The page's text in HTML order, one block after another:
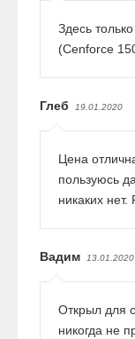
Здесь
(Cenforce
Глеб 19.01.2020
Цена
пользуюсь
никаких
Вадим 13.01.2020
Открыл для
никогда не